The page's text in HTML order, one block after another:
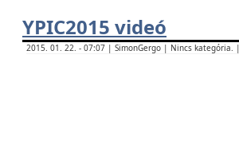
YPIC2015 videó
2015. 01. 22. - 07:07 | SimonGergo | Nincs kategória. |